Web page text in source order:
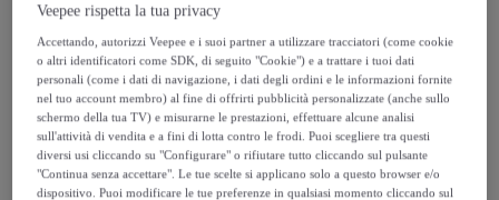
Ombrello per bambini con design di
Farfalla. Con un diametro di 70 cm e un
manico comodo.
Modello: UNICA
11,99 €
Veepee rispetta la tua privacy
Accettando, autorizzi Veepee e i suoi partner a utilizzare tracciatori (come cookie
o altri identificatori come SDK, di seguito "Cookie") e a trattare i tuoi dati
personali (come i dati di navigazione, i dati degli ordini e le informazioni fornite
nel tuo account membro) al fine di offrirti pubblicità personalizzate (anche sullo
schermo della tua TV) e misurarne le prestazioni, effettuare alcune analisi
sull'attività di vendita e a fini di lotta contro le frodi. Puoi scegliere tra questi
diversi usi cliccando su "Configurare" o rifiutare tutto cliccando sul pulsante
"Continua senza accettare". Le tue scelte si applicano solo a questo browser e/o
dispositivo. Puoi modificare le tue preferenze in qualsiasi momento cliccando sul